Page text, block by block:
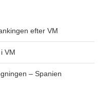
efter VM
VM
– Spanien